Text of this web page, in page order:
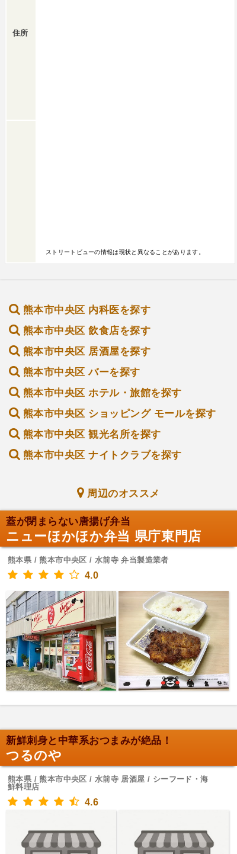
住所
ストリートビューの情報は現状と異なることがあります。
熊本市中央区 内科医を探す
熊本市中央区 飲食店を探す
熊本市中央区 居酒屋を探す
熊本市中央区 バーを探す
熊本市中央区 ホテル・旅館を探す
熊本市中央区 ショッピング モールを探す
熊本市中央区 観光名所を探す
熊本市中央区 ナイトクラブを探す
周辺のオススメ
蓋が閉まらない唐揚げ弁当
ニューほかほか弁当 県庁東門店
熊本県 / 熊本市中央区 / 水前寺 弁当製造業者
4.0
新鮮刺身と中華系おつまみが絶品！
つるのや
熊本県 / 熊本市中央区 / 水前寺 居酒屋 / シーフード・海
鮮料理店
4.6